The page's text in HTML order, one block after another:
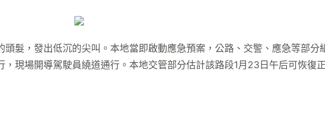
頭髮，發出低沉的尖叫。本地當即啟動應急預案，公路、交警、應急等部
現場開導駕駛員繞道通行。本地交管部分估計該路段1月23日午后可恢復